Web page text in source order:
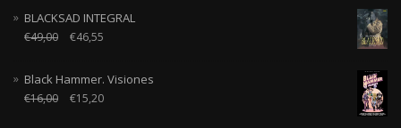
BLACKSAD INTEGRAL
€49,00 €46,55
Black Hammer. Visiones
€16,00 €15,20